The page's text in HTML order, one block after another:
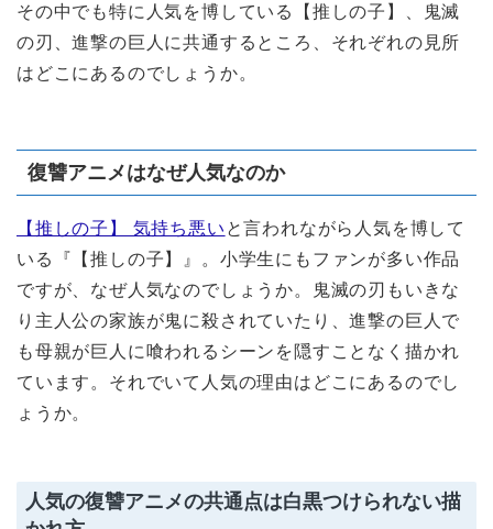
その中でも特に人気を博している【推しの子】、鬼滅
の刃、進撃の巨人に共通するところ、それぞれの見所
はどこにあるのでしょうか。
復讐アニメはなぜ人気なのか
【推しの子】 気持ち悪い と言われながら人気を博して
いる『【推しの子】』。小学生にもファンが多い作品
ですが、なぜ人気なのでしょうか。鬼滅の刃もいきな
り主人公の家族が鬼に殺されていたり、進撃の巨人で
も母親が巨人に喰われるシーンを隠すことなく描かれ
ています。それでいて人気の理由はどこにあるのでし
ょうか。
人気の復讐アニメの共通点は白黒つけられない描